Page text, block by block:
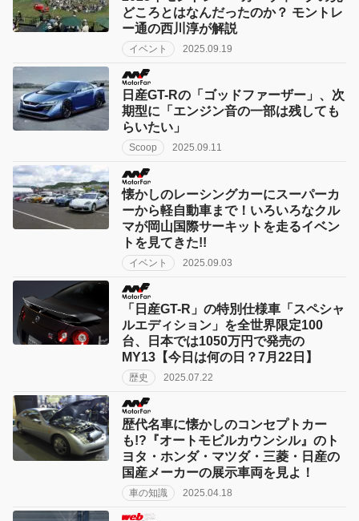
どころとはなんだったのか？ モントレ
ー通の西川淳が解説
イベント 2025.09.19
日産GT-Rの「ゴッドファーザー」、次
期型に「エンジン音の一部は残しても
らいたい」
Scoop 2025.09.11
懐かしのレーシングカーにスーパーカ
ーから軽自動車まで！いろいろなクル
マが岡山国際サーキットを走るイベン
トを見てきた!!
イベント 2025.09.03
「日産GT-R」の特別仕様車「スペシャ
ルエディション」を全世界限定100
台、日本では1050万円で発売の
MY13【今日は何の日？7月22日】
歴史 2025.07.22
歴代名車に懐かしのコンセプトカー
も!?『オートモビルカウンシル』のト
ヨタ・ホンダ・マツダ・三菱・日産の
国産メーカーの展示車両を見よ！
車の知識 2025.04.18